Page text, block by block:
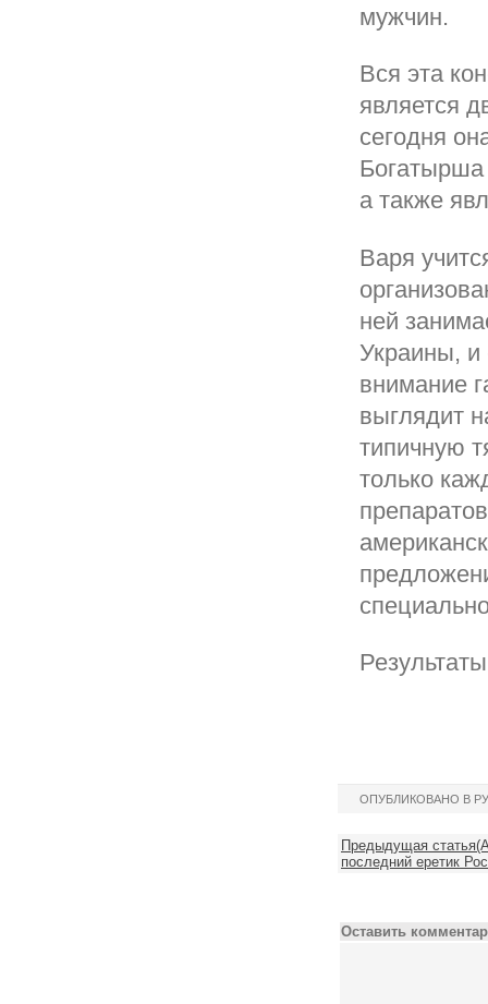
мужчин.
Вся эта
является
сегодня
Богатырша
а также
Варя
ней
Украины,
внимание
выглядит
типичную
только
ОПУБЛИКОВАНО В
Предыдущая
последний еретик
Оставить